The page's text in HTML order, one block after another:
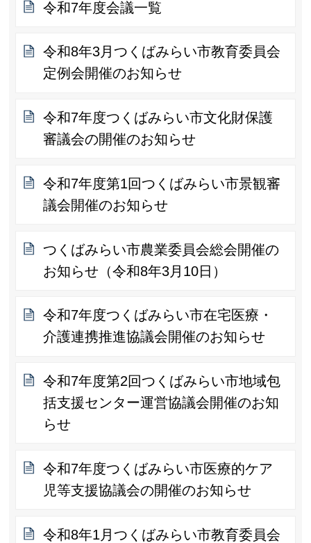
令和7年度会議一覧
令和8年3月つくばみらい市教育委員会
定例会開催のお知らせ
令和7年度つくばみらい市文化財保護
審議会の開催のお知らせ
令和7年度第1回つくばみらい市景観審
議会開催のお知らせ
つくばみらい市農業委員会総会開催の
お知らせ（令和8年3月10日）
令和7年度つくばみらい市在宅医療・
介護連携推進協議会開催のお知らせ
令和7年度第2回つくばみらい市地域包
括支援センター運営協議会開催のお知
らせ
令和7年度つくばみらい市医療的ケア
児等支援協議会の開催のお知らせ
令和8年1月つくばみらい市教育委員会